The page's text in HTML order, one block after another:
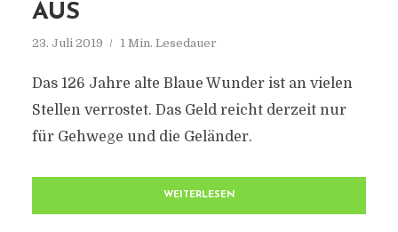
AUS
23. Juli 2019 1 Min. Lesedauer
Das 126 Jahre alte Blaue Wunder ist an vielen
Stellen verrostet. Das Geld reicht derzeit nur
für Gehwege und die Geländer.
WEITERLESEN